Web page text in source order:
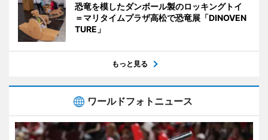
恐竜を模したダンボール製のロッキングトイ
＝マリタイムプラザ高松で恐竜展「DINOVEN
TURE」
もっと見る
ワールドフォトニュース